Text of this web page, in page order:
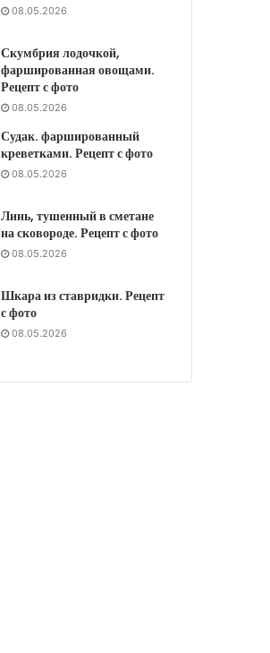
08.05.2026
Скумбрия лодочкой,
фаршированная овощами.
Рецепт с фото
08.05.2026
Судак. фаршированный
креветками. Рецепт с фото
08.05.2026
Линь, тушенный в сметане
на сковороде. Рецепт с фото
08.05.2026
Шкара из ставридки. Рецепт
с фото
08.05.2026